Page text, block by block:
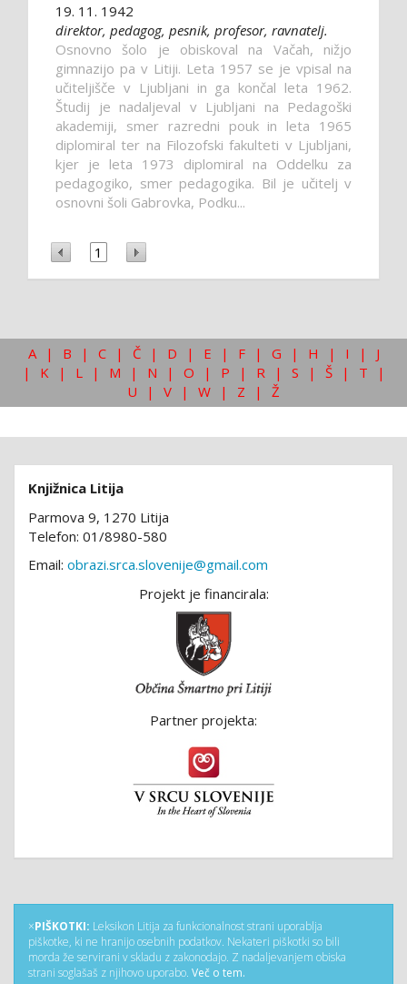
19. 11. 1942
direktor, pedagog, pesnik, profesor, ravnatelj.
Osnovno šolo je obiskoval na Vačah, nižjo
gimnazijo pa v Litiji. Leta 1957 se je vpisal na
učiteljišče v Ljubljani in ga končal leta 1962.
Študij je nadaljeval v Ljubljani na Pedagoški
akademiji, smer razredni pouk in leta 1965
diplomiral ter na Filozofski fakulteti v Ljubljani,
kjer je leta 1973 diplomiral na Oddelku za
pedagogiko, smer pedagogika. Bil je učitelj v
osnovni šoli Gabrovka, Podku...
1
A | B | C | Č | D | E | F | G | H | I |
J
|
K | L | M | N | O | P | R | S | Š | T
|
U
| V | W | Z | Ž
Knjižnica Litija
Parmova 9, 1270 Litija
Telefon: 01/8980-580
Email: obrazi.srca.slovenije@gmail.com
Projekt je financirala:
Partner projekta:
×PIŠKOTKI: Leksikon Litija za funkcionalnost strani uporablja
piškotke, ki ne hranijo osebnih podatkov. Nekateri piškotki so bili
morda že servirani v skladu z zakonodajo. Z nadaljevanjem obiska
strani soglašaš z njihovo uporabo. Več o tem.